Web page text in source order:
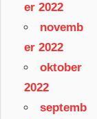
er 2022
novemb
er 2022
oktober
2022
septemb